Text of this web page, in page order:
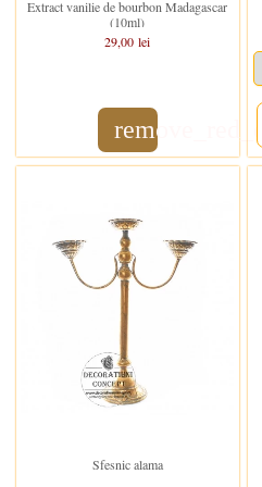
Extract vanilie de bourbon Madagascar
(10ml)
29,00 lei
Sfesnic alama